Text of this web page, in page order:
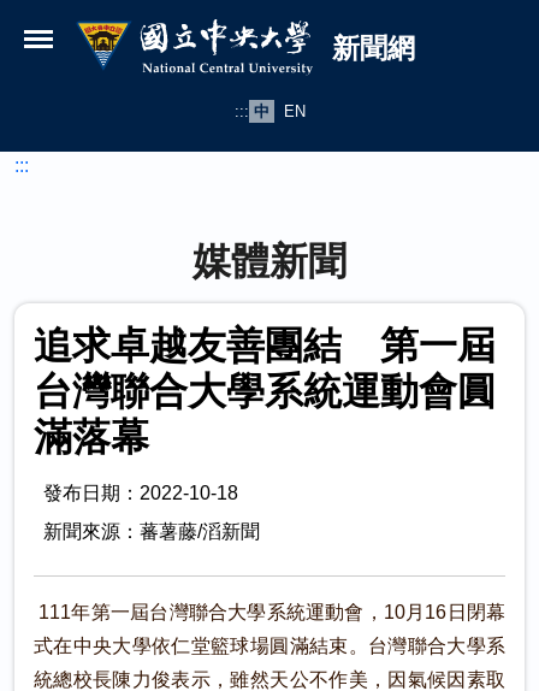
國立中央大學新聞網
新聞網
::: 中 EN
:::
媒體新聞
追求卓越友善團結 第一屆
台灣聯合大學系統運動會圓
滿落幕
發布日期：2022-10-18
新聞來源：蕃薯藤/滔新聞
111年第一屆台灣聯合大學系統運動會，10月16日閉幕
式在中央大學依仁堂籃球場圓滿結束。台灣聯合大學系
統總校長陳力俊表示，雖然天公不作美，因氣候因素取